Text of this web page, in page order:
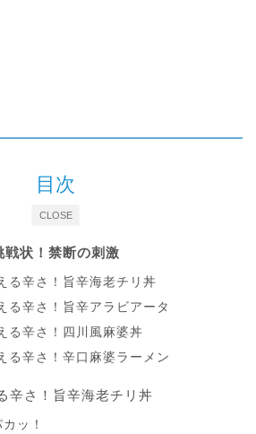
CLOSE
目次
戦状！禁断の刺激
る辛さ！旨辛海老チリ丼
る辛さ！旨辛アラビアータ
る辛さ！四川風麻婆丼
る辛さ！辛口麻婆ラーメン
辛さ！旨辛海老チリ丼
ッ！